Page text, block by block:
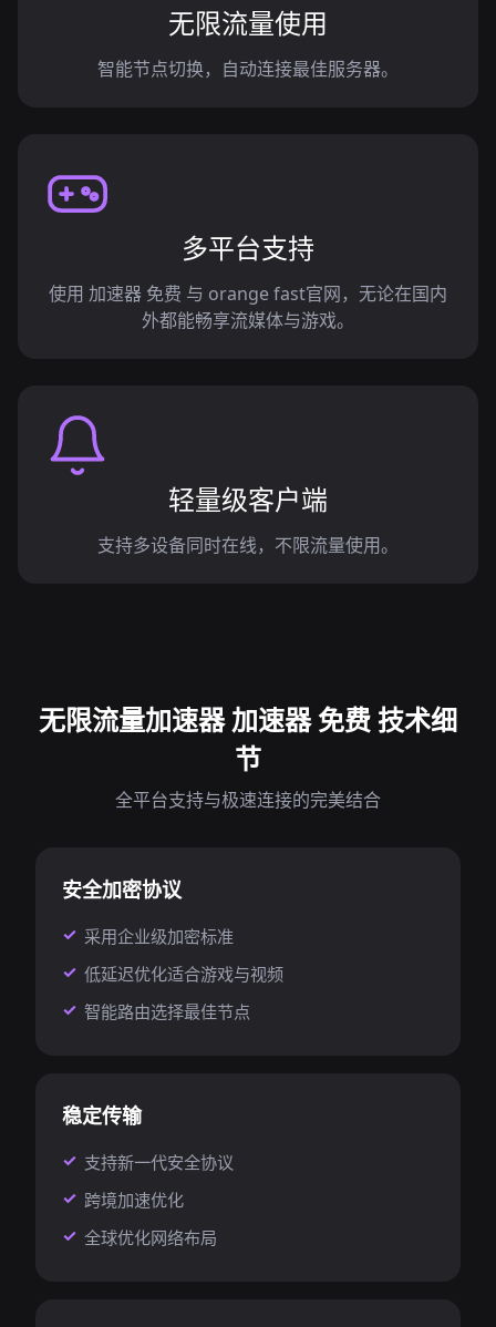
无限流量使用
智能节点切换，自动连接最佳服务器。
多平台支持
使用 加速器 免费 与 orange fast官网，无论在国内
外都能畅享流媒体与游戏。
轻量级客户端
支持多设备同时在线，不限流量使用。
无限流量加速器 加速器 免费 技术细
节
全平台支持与极速连接的完美结合
安全加密协议
采用企业级加密标准
低延迟优化适合游戏与视频
智能路由选择最佳节点
稳定传输
支持新一代安全协议
跨境加速优化
全球优化网络布局